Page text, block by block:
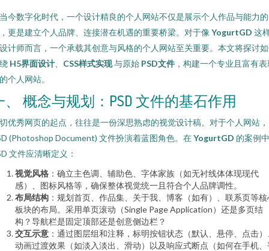
今数字化时代，一个设计精良的个人网站不仅是展示个人作品与能力
更是建立个人品牌、连接潜在机遇的重要桥梁。对于像 YogurtGD 这
计师而言，一个承载其创意与风格的个人网站至关重要。本文将探讨
H5界面设计 CSS样式实现与原始 PSD文件 ，构建一个专业且富有
个人网站。
、 概念与规划：PSD 文件的基石作用
优秀网页的起点，往往是一份深思熟虑的视觉设计稿。对于个人网站，
(Photoshop Document) 文件扮演着蓝图角色。在YogurtGD 的案例
文件应清晰定义：
视觉风格 ：确立主色调、辅助色、字体家族（如无衬线体体现现代
感）、图标风格等，确保整体视觉统一且符合个人品牌调性。
布局结构 ：规划首页、作品集、关于我、博客（如有）、联系页等核
板块的布局。采用单页滚动（Single Page Application）还是多页结
构？导航栏是固定顶部还是创意侧边栏？
交互示意 ：通过图层组和注释，标明按钮状态（默认、悬停、点击）
动画过渡效果（如淡入淡出、滑动）以及响应式断点（如何在手机、